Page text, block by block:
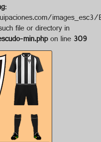
:
file or directory in
min.phpon line309